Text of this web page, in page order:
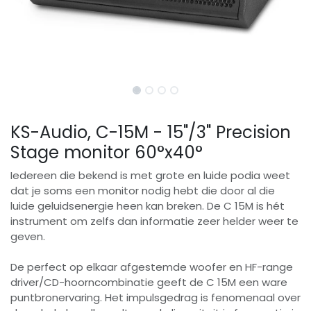
KS-Audio, C-15M - 15"/3" Precision
Stage monitor 60°x40°
Iedereen die bekend is met grote en luide podia weet
dat je soms een monitor nodig hebt die door al die
luide geluidsenergie heen kan breken. De C 15M is hét
instrument om zelfs dan informatie zeer helder weer te
geven.
De perfect op elkaar afgestemde woofer en HF-range
driver/CD-hoorncombinatie geeft de C 15M een ware
puntbronervaring. Het impulsgedrag is fenomenaal over